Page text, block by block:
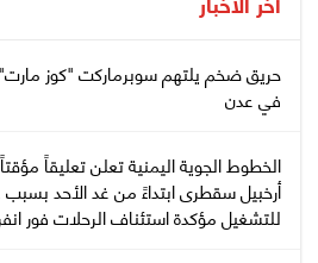
آخر الأخبار
حريق ضخم يلتهم سوبرماركت "كوز
في عدن
الخطوط الجوية اليمنية تعلن تعليقاً
أرخبيل سقطرى ابتداءً من غد الأحد بسبب
للتشغيل مؤكدة استئناف الرحلات فور